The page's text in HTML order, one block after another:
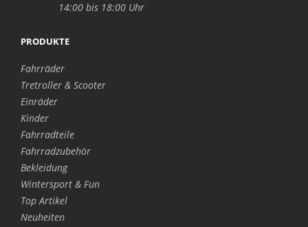
14:00 bis 18:00 Uhr
PRODUKTE
Fahrräder
Tretroller & Scooter
Einräder
Kinder
Fahrradteile
Fahrradzubehör
Bekleidung
Wintersport & Fun
Top Artikel
Neuheiten